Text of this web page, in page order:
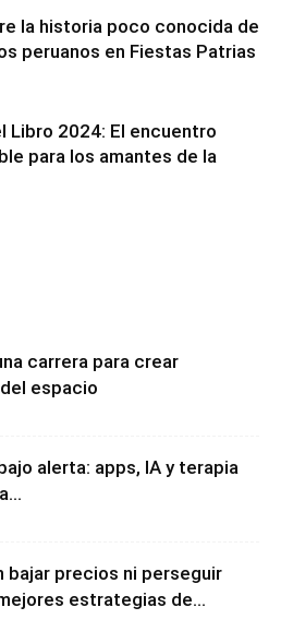
la historia poco conocida de
peruanos en Fiestas Patrias
Libro 2024: El encuentro
para los amantes de la
carrera para crear
espacio
alerta: apps, IA y terapia
bajar precios ni perseguir
estrategias de...